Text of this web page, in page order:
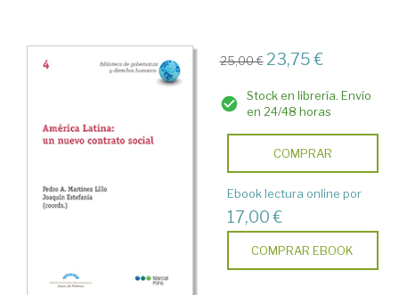
25,00 € 23,75 €
Stock en librería. Envío
en 24/48 horas
COMPRAR
Ebook lectura online por
17,00 €
COMPRAR EBOOK